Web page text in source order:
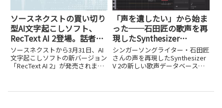
ソースネクストの買い切り
型AI文字起こしソフト、
RecText AI 2登場。話者分
離機能を新搭載し、グレー
ドアップした最新版をチェ
ック
ソースネクストから3月31日、AI
文字起こしソフトの新バージョン
「RecText AI 2」が発売されまし
い切り型・オフライン処理という
「声を遺したい」から始ま
った──石田匠の歌声を再
現したSynthesizer
V「Takumi」開発秘話
シンガーソングライター・石田匠
さんの声を再現したSynthesizer
V 2の新しい歌声データベース、
した。石田さんといえば、The